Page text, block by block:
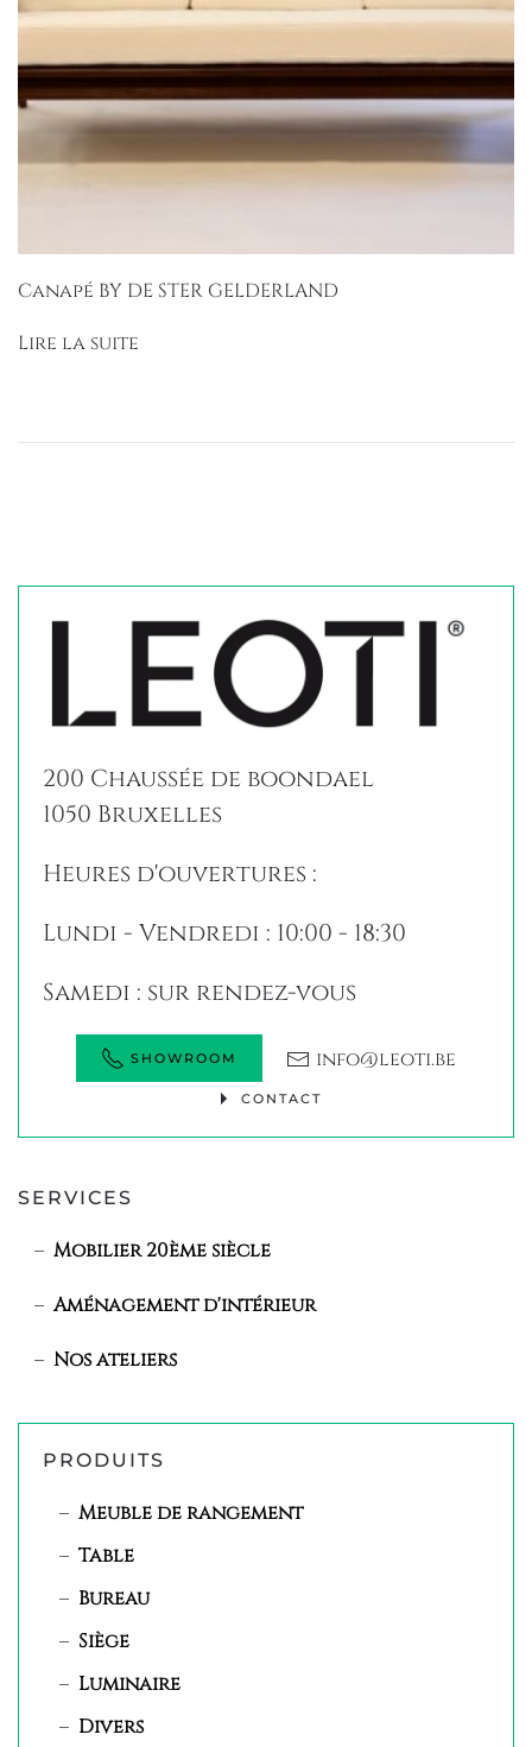
Canapé BY DE STER GELDERLAND
Lire la suite
200 Chaussée de boondael
1050 Bruxelles
Heures d'ouvertures :
Lundi - Vendredi : 10:00 - 18:30
Samedi : sur rendez-vous
SHOWROOM info@leoti.be
CONTACT
SERVICES
Mobilier 20ème siècle
Aménagement d'intérieur
Nos ateliers
PRODUITS
Meuble de rangement
Table
Bureau
Siège
Luminaire
Divers